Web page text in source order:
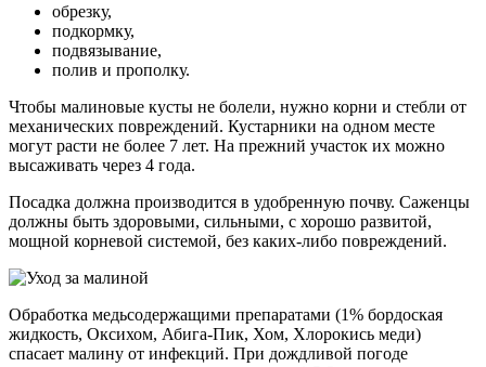
обрезку,
подкормку,
подвязывание,
полив и прополку.
Чтобы малиновые кусты не болели, нужно корни и стебли от
механических повреждений. Кустарники на одном месте
могут расти не более 7 лет. На прежний участок их можно
высаживать через 4 года.
Посадка должна производится в удобренную почву. Саженцы
должны быть здоровыми, сильными, с хорошо развитой,
мощной корневой системой, без каких-либо повреждений.
Обработка медьсодержащими препаратами (1% бордоская
жидкость, Оксихом, Абига-Пик, Хом, Хлорокись меди)
спасает малину от инфекций. При дождливой погоде